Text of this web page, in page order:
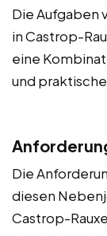
Die Aufgaben
in Castrop-
eine
und
Die
diesen
Castrop-